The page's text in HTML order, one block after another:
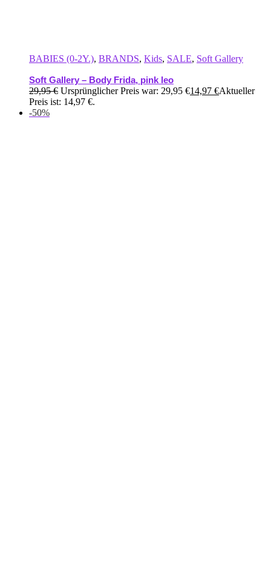
BABIES (0-2Y.), BRANDS, Kids, SALE, Soft Gallery
Soft Gallery – Body Frida, pink leo
29,95€ Ursprünglicher Preis war: 29,95 €14,97 €Aktueller
Preis ist: 14,97 €.
-50%